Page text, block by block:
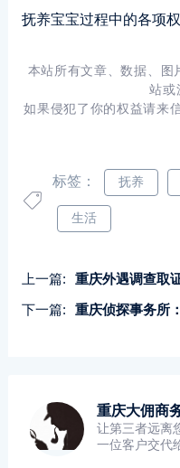
抚养宝宝过程中的各项权
本站所有文章、数据、图
站或
如果侵犯了你的权益请来
标签： 抚养
生活
上一篇:
重庆外遇调查取证
下一篇:
重庆侦探事务所：
重庆大佣商
让第三者远离
一位客户交代